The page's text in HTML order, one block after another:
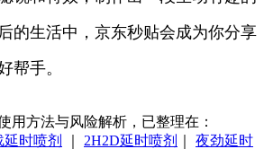
的生活中，京东秒贴会成为你分享
帮手。
用方法与风险解析，已整理在：
延时喷剂 2H2D延时喷剂
夜劲延时